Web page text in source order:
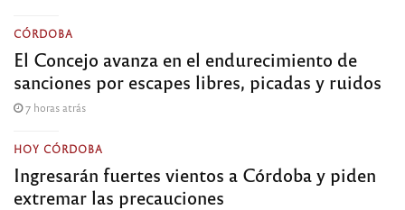
CÓRDOBA
El Concejo avanza en el endurecimiento de
sanciones por escapes libres, picadas y ruidos
7 horas atrás
HOY CÓRDOBA
Ingresarán fuertes vientos a Córdoba y piden
extremar las precauciones